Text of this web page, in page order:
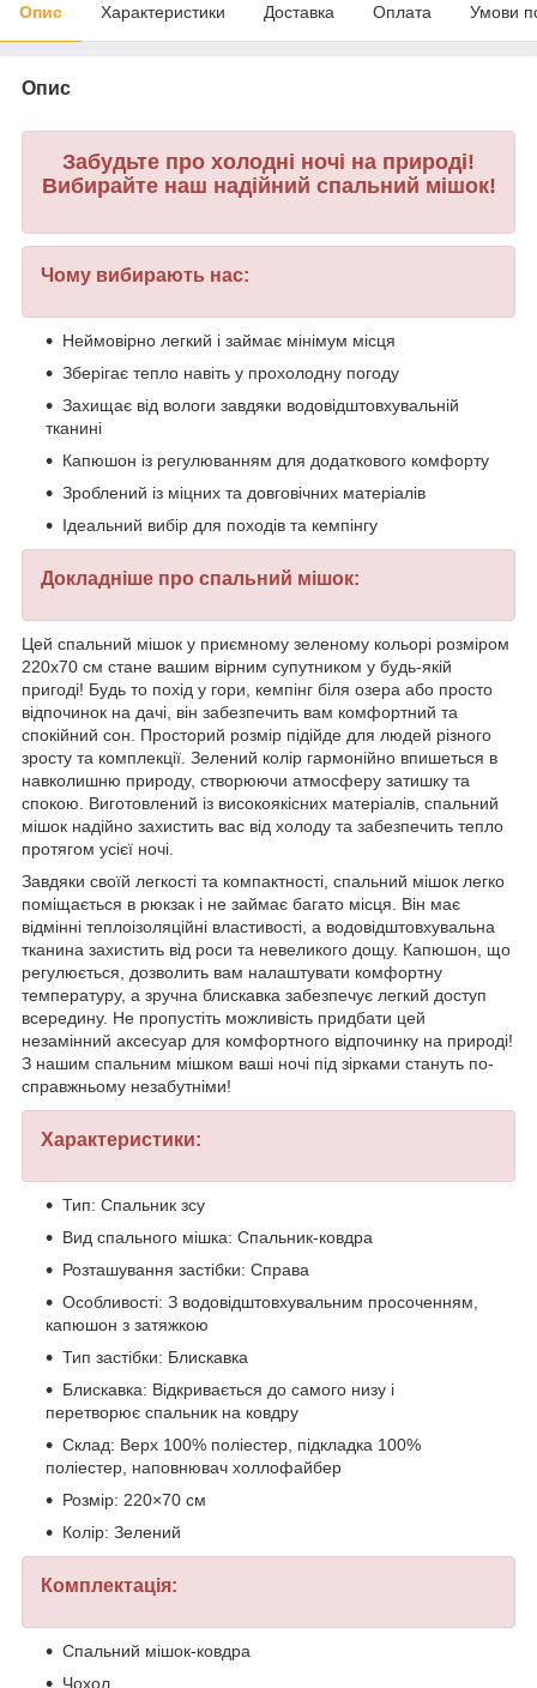
Опис Характеристики Доставка Оплата Умови
Опис
Забудьте про холодні ночі на природі!
Вибирайте наш надійний спальний мішок!
Чому вибирають нас:
Неймовірно легкий і займає мінімум місця
Зберігає тепло навіть у прохолодну погоду
Захищає від вологи завдяки водовідштовхувальній
тканині
Капюшон із регулюванням для додаткового комфорту
Зроблений із міцних та довговічних матеріалів
Ідеальний вибір для походів та кемпінгу
Докладніше про спальний мішок:
Цей спальний мішок у приємному зеленому кольорі розміром
220х70 см стане вашим вірним супутником у будь-якій
пригоді! Будь то похід у гори, кемпінг біля озера або просто
відпочинок на дачі, він забезпечить вам комфортний та
спокійний сон. Просторий розмір підійде для людей різного
зросту та комплекції. Зелений колір гармонійно впишеться в
навколишню природу, створюючи атмосферу затишку та
спокою. Виготовлений із високоякісних матеріалів, спальний
мішок надійно захистить вас від холоду та забезпечить тепло
протягом усієї ночі.
Завдяки своїй легкості та компактності, спальний мішок легко
поміщається в рюкзак і не займає багато місця. Він має
відмінні теплоізоляційні властивості, а водовідштовхувальна
тканина захистить від роси та невеликого дощу. Капюшон, що
регулюється, дозволить вам налаштувати комфортну
температуру, а зручна блискавка забезпечує легкий доступ
всередину. Не пропустіть можливість придбати цей
незамінний аксесуар для комфортного відпочинку на природі!
З нашим спальним мішком ваші ночі під зірками стануть по-
справжньому незабутніми!
Характеристики:
Тип: Спальник зсу
Вид спального мішка: Спальник-ковдра
Розташування застібки: Справа
Особливості: З водовідштовхувальним просоченням,
капюшон з затяжкою
Тип застібки: Блискавка
Блискавка: Відкривається до самого низу і
перетворює спальник на ковдру
Склад: Верх 100% поліестер, підкладка 100%
поліестер, наповнювач холлофайбер
Розмір: 220×70 см
Колір: Зелений
Комплектація:
Спальний мішок-ковдра
Чохол